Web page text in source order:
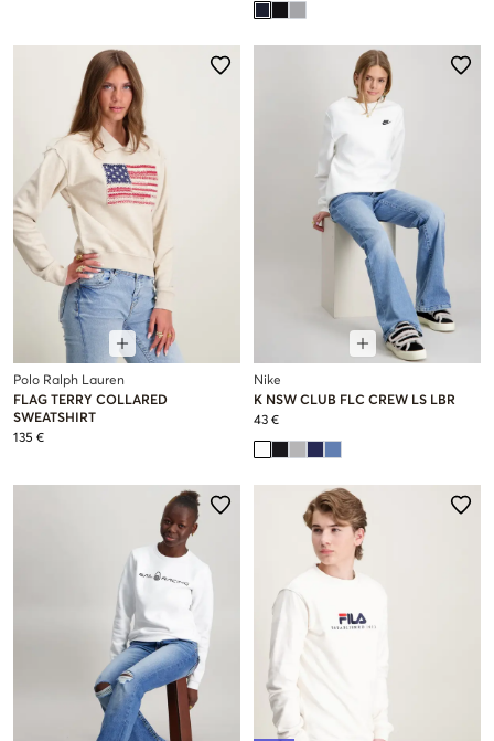
Polo Ralph Lauren
FLAG TERRY COLLARED
SWEATSHIRT
135 €
Nike
K NSW CLUB FLC CREW LS LBR
43 €